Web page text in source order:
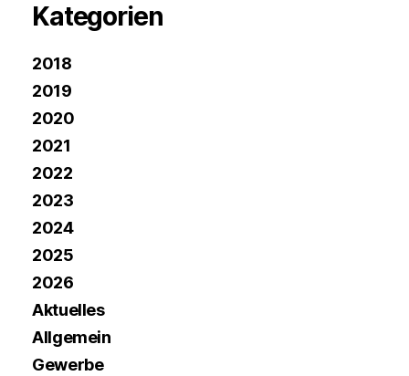
Kategorien
2018
2019
2020
2021
2022
2023
2024
2025
2026
Aktuelles
Allgemein
Gewerbe